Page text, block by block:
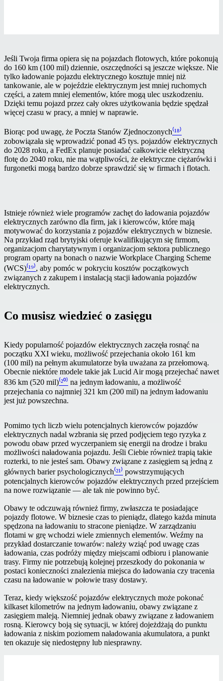
Jeśli Twoja firma opiera się na pojazdach flotowych, które pokonują
do 160 km (100 mil) dziennie, oszczędności są jeszcze większe. Nie
tylko ładowanie pojazdu elektrycznego kosztuje mniej niż
tankowanie, ale w pojeździe elektrycznym jest mniej ruchomych
części, a zatem mniej elementów, które mogą ulec uszkodzeniu.
Dzięki temu pojazd przez cały okres użytkowania będzie spędzał
więcej czasu w pracy, a mniej w naprawie.
Biorąc pod uwagę, że Poczta Stanów Zjednoczonych⁽¹⁸⁾
zobowiązała się wprowadzić ponad 45 tys. pojazdów elektrycznych
do 2028 roku, a FedEx planuje posiadać całkowicie elektryczną
flotę do 2040 roku, nie ma wątpliwości, że elektryczne ciężarówki i
furgonetki mogą bardzo dobrze sprawdzić się w firmach i flotach.
Istnieje również wiele programów zachęt do ładowania pojazdów
elektrycznych zarówno dla firm, jak i kierowców, które mają
motywować do korzystania z pojazdów elektrycznych w biznesie.
Na przykład rząd brytyjski oferuje kwalifikującym się firmom,
organizacjom charytatywnym i organizacjom sektora publicznego
program oparty na bonach o nazwie Workplace Charging Scheme
(WCS)⁽¹⁹⁾, aby pomóc w pokryciu kosztów początkowych
związanych z zakupem i instalacją stacji ładowania pojazdów
elektrycznych.
Co musisz wiedzieć o zasięgu
Kiedy popularność pojazdów elektrycznych zaczęła rosnąć na
początku XXI wieku, możliwość przejechania około 161 km
(100 mil) na pełnym akumulatorze była uważana za przełomową.
Obecnie niektóre modele takie jak Lucid Air mogą przejechać nawet
836 km (520 mil)⁽²⁰⁾ na jednym ładowaniu, a możliwość
przejechania co najmniej 321 km (200 mil) na jednym ładowaniu
jest już powszechna.
Pomimo tych liczb wielu potencjalnych kierowców pojazdów
elektrycznych nadal wzbrania się przed podjęciem tego ryzyka z
powodu obaw przed wyczerpaniem się energii na drodze i braku
możliwości naładowania pojazdu. Jeśli Ciebie również trapią takie
rozterki, to nie jesteś sam. Obawy związane z zasięgiem są jedną z
głównych barier psychologicznych⁽²¹⁾ powstrzymujących
potencjalnych kierowców pojazdów elektrycznych przed przejściem
na nowe rozwiązanie — ale tak nie powinno być.
Obawy te odczuwają również firmy, zwłaszcza te posiadające
pojazdy flotowe. W biznesie czas to pieniądz, dlatego każda minuta
spędzona na ładowaniu to stracone pieniądze. W zarządzaniu
flotami w grę wchodzi wiele zmiennych elementów. Weźmy na
przykład dostarczanie towarów: należy wziąć pod uwagę czas
ładowania, czas podróży między miejscami odbioru i planowanie
trasy. Firmy nie potrzebują kolejnej przeszkody do pokonania w
postaci konieczności znalezienia miejsca do ładowania czy tracenia
czasu na ładowanie w połowie trasy dostawy.
Teraz, kiedy większość pojazdów elektrycznych może pokonać
kilkaset kilometrów na jednym ładowaniu, obawy związane z
zasięgiem maleją. Niemniej jednak obawy związane z ładowaniem
rosną. Kierowcy boją się sytuacji, w której dojeżdżają do punktu
ładowania z niskim poziomem naładowania akumulatora, a punkt
ten okazuje się niedostępny lub niesprawny.